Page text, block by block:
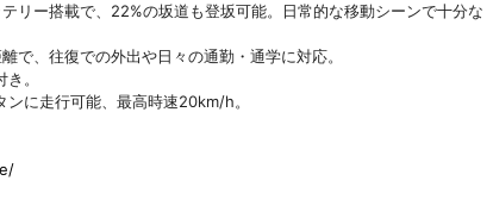
リー搭載で、22%の坂道も登坂可能。日常的な移動シーンで十分な
、往復での外出や日々の通勤・通学に対応。
。
に走行可能、最高時速20km/h。